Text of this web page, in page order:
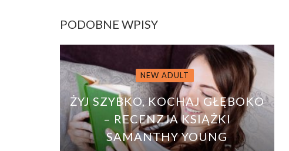
PODOBNE WPISY
NEW ADULT
ŻYJ SZYBKO, KOCHAJ GŁĘBOKO
– RECENZJA KSIĄŻKI
SAMANTHY YOUNG